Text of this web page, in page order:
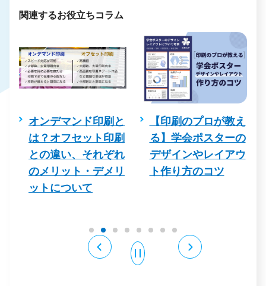
関連するお役立ちコラム
オンデマンド印刷と
は？オフセット印刷
との違い、それぞれ
のメリット・デメリ
ットについて
【印刷のプロが教え
る】学会ポスターの
デザインやレイアウ
ト作り方のコツ